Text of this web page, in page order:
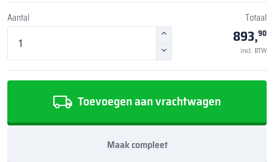
Aantal Totaal
893,90
incl. BTW
Toevoegen aan vrachtwagen
Maak compleet